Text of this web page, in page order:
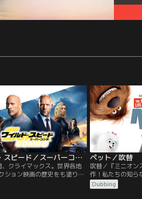
ワイルド・スピード／スーパーコンボ／字幕
、クライマックス。世界各地
ション映画の歴史をも塗り替
りのスケール感！ロサンゼル
す追跡のプロで元FBI特別捜査
ペット／吹替
吹替／『ミニオン
作！私たちの知ら
何をしてるのだ
世代を超えて人々
Dubbing